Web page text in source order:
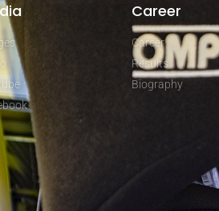
Career
Career
Results
Biography